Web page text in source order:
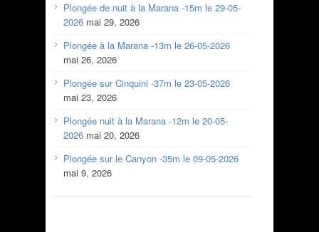
Plongée de nuit à la Marana -15m le 29-05-
2026 mai 29, 2026
Plongée à la Marana -13m le 26-05-2026
mai 26, 2026
Plongée sur Cinquini -37m le 23-05-2026
mai 23, 2026
Plongée nuit à la Marana -12m le 20-05-
2026 mai 20, 2026
Plongée sur le Canyon -35m le 09-05-2026
mai 9, 2026